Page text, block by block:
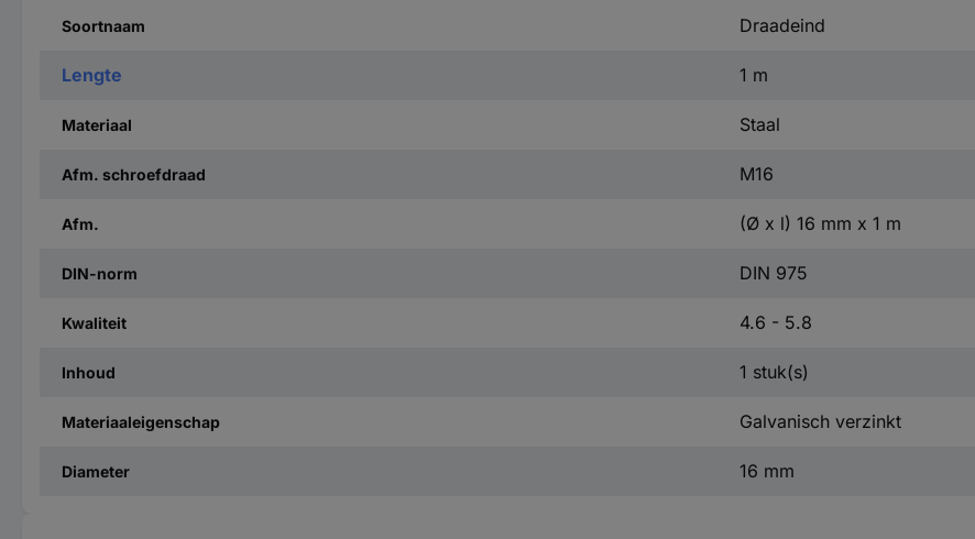
Soortnaam Draadeind
Lengte 1 m
Materiaal Staal
Afm. schroefdraad M16
Afm. (Ø x l) 16 mm x 1 m
DIN-norm DIN 975
Kwaliteit 4.6 - 5.8
Inhoud 1 stuk(s)
Materiaaleigenschap Galvanisch verzinkt
Diameter 16 mm